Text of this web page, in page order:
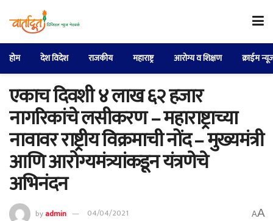
होम देश विदेश राजकीय महाराष्ट्र आरोग्य व शिक्षण क्राईम
एकाच दिवशी ४ लाख ६२ हजार
नागरिकांचे लसीकरण – महाराष्ट्राच्या
नावावर राष्ट्रीय विक्रमाची नोंद – मुख्यमंत्री
आणि आरोग्यमंत्र्यांकडून यंत्रणेचे
अभिनंदन
byadmin 04/04/2021 AA